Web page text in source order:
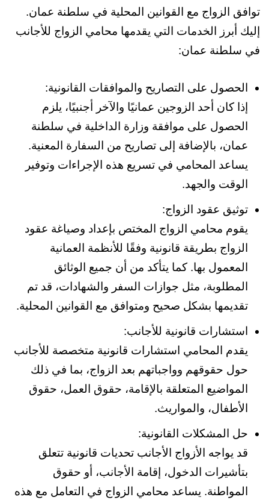
توافق الزواج مع القوانين المحلية في سلطنة عمان.
إليك أبرز الخدمات التي يقدمها محامي الزواج للأجانب
في سلطنة عمان:
الحصول على التصاريح والموافقات القانونية:
إذا كان أحد الزوجين عمانيًا والآخر أجنبيًا، يلزم
الحصول على موافقة وزارة الداخلية في سلطنة
عمان، بالإضافة إلى تصاريح من السفارة المعنية.
يساعد المحامي في تسريع هذه الإجراءات وتوفير
الوقت والجهد.
توثيق عقود الزواج:
يقوم محامي الزواج المختص بإعداد وصياغة عقود
الزواج بطريقة قانونية وفقًا للأنظمة العمانية
المعمول بها. كما يتأكد من أن جميع الوثائق
المطلوبة، مثل جوازات السفر والشهادات، قد تم
تقديمها بشكل صحيح ومتوافق مع القوانين المحلية.
استشارات قانونية للأجانب:
يقدم المحامي استشارات قانونية متخصصة للأجانب
حول حقوقهم وواجباتهم بعد الزواج، بما في ذلك
المواضيع المتعلقة بالإقامة، حقوق العمل، حقوق
الأطفال، والمواريث.
حل المشكلات القانونية:
قد يواجه الأزواج الأجانب تحديات قانونية تتعلق
بتأشيرات الدخول، إقامة الأجانب، أو حقوق
المواطنة. يساعد محامي الزواج في التعامل مع هذه